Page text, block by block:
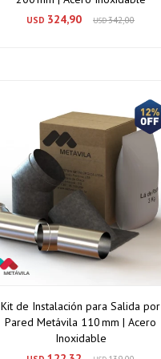
USD 324,90 USD342,00
Kit de Instalación para Salida por
Pared Metávila 110 mm | Acero
Inoxidable